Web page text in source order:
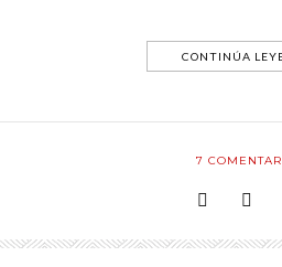
CONTINÚA
7